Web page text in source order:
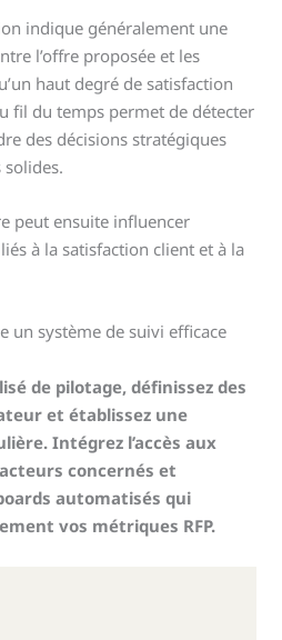
indique généralement une
l’offre proposée et les
haut degré de satisfaction
fil du temps permet de détecter
des décisions stratégiques
solides.
peut ensuite influencer
à la satisfaction client et à la
un système de suivi efficace
de pilotage, définissez des
et établissez une
Intégrez l’accès aux
concernés et
automatisés qui
vos métriques RFP.